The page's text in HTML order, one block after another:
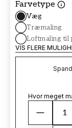
Farvetype
Væg
Træmaling
Loftmaling til
VIS FLERE
Hvor meget